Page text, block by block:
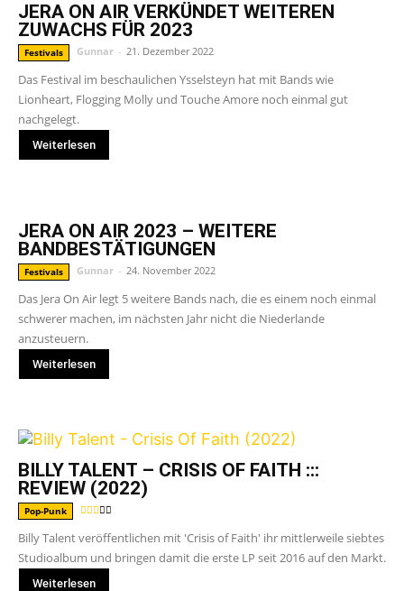
JERA ON AIR VERKÜNDET WEITEREN
ZUWACHS FÜR 2023
Festivals Gunnar - 21. Dezember 2022
Das Festival im beschaulichen Ysselsteyn hat mit Bands wie
Lionheart, Flogging Molly und Touche Amore noch einmal gut
nachgelegt.
Weiterlesen
JERA ON AIR 2023 – WEITERE
BANDBESTÄTIGUNGEN
Festivals Gunnar - 24. November 2022
Das Jera On Air legt 5 weitere Bands nach, die es einem noch einmal
schwerer machen, im nächsten Jahr nicht die Niederlande
anzusteuern.
Weiterlesen
BILLY TALENT – CRISIS OF FAITH :::
REVIEW (2022)
Pop-Punk
Billy Talent veröffentlichen mit 'Crisis of Faith' ihr mittlerweile siebtes
Studioalbum und bringen damit die erste LP seit 2016 auf den Markt.
Weiterlesen